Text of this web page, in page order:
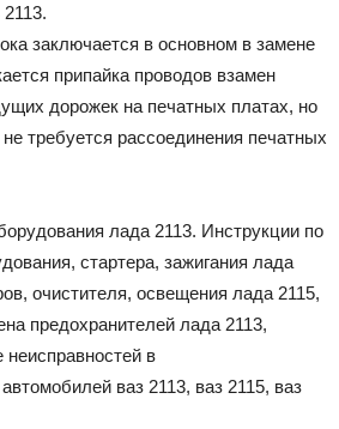
2113.
заключается в основном в замене
припайка проводов взамен
дорожек на печатных платах, но
требуется рассоединения печатных
лада 2113. Инструкции по
стартера, зажигания лада
очистителя, освещения лада 2115,
предохранителей лада 2113,
неисправностей в
ваз 2113, ваз 2115, ваз